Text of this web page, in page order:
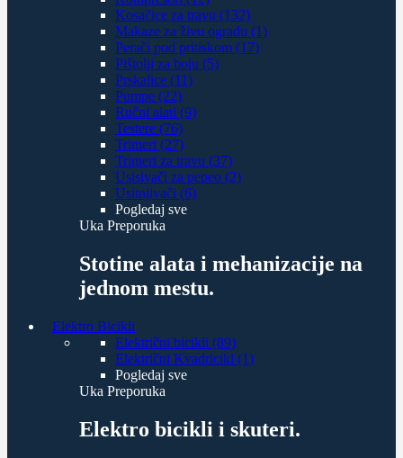
Kosačice za travu (132)
Makaze za živu ogradu (1)
Perači pod pritiskom (17)
Pištolji za boju (5)
Prskalice (11)
Pumpe (22)
Ručni alati (9)
Testere (76)
Trimeri (27)
Trimeri za travu (37)
Usisivači za pepeo (2)
Usitnjivači (6)
Pogledaj sve
Uka Preporuka
Stotine alata i mehanizacije na
jednom mestu.
Elektro Bicikli
Električni bicikli (89)
Električni Kvadricikl (1)
Pogledaj sve
Uka Preporuka
Elektro bicikli i skuteri.